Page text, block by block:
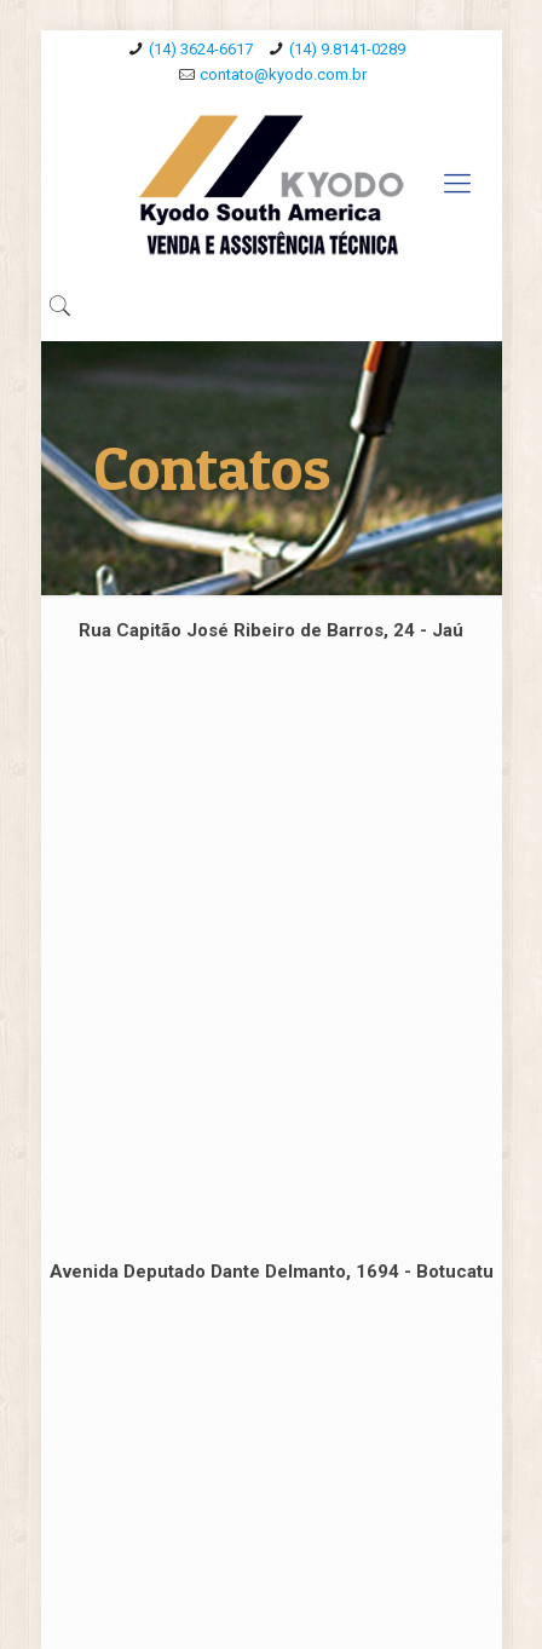
(14) 3624-6617
(14) 9.8141-0289
contato@kyodo.com.br
Contatos
Rua Capitão José Ribeiro de Barros, 24 - Jaú
Avenida Deputado Dante Delmanto, 1694 - Botucatu